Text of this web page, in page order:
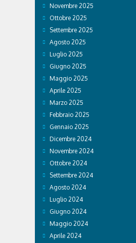
Novembre 2025
Ottobre 2025
Settembre 2025
Agosto 2025
Luglio 2025
Giugno 2025
Maggio 2025
Aprile 2025
Marzo 2025
Febbraio 2025
Gennaio 2025
Dicembre 2024
Novembre 2024
Ottobre 2024
Settembre 2024
Agosto 2024
Luglio 2024
Giugno 2024
Maggio 2024
Aprile 2024